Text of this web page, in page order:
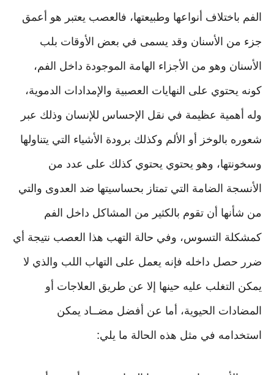
الفم باختلاف أنواعها وطبيعتها، فالعصب يعتبر هو أعمق
جزء من الأسنان وقد يسمى في بعض الأوقات بلب
الأسنان وهو من الأجزاء الهامة الموجودة داخل الفم،
كونه يحتوي على النهايات العصبية والإمدادات الدموية،
وله أهمية عظيمة في نقل الإحساس للإنسان وذلك عبر
شعوره بالوخز أو الألم وكذلك برودة الأشياء التي يتناولها
وسخونتها، وهو يحتوي يحتوي كذلك على عدد من
الأنسجة الضامة التي تمتاز بحساسيتها ضد العدوى والتي
من شأنها أن تقوم بالكثير من المشاكل داخل الفم
كمشكلة التسوس، وفي حالة التهب هذا العصب نتيجة أي
ضرر حصل داخله فإنه يعمل على التهاب اللب والذي لا
يمكن التغلب عليه حينها إلا عن طريق العلاجات أو
المضادات الحيوية، أما عن أفضل مضــاد يمكن
استخدامه في مثل هذه الحالة ما يلي: